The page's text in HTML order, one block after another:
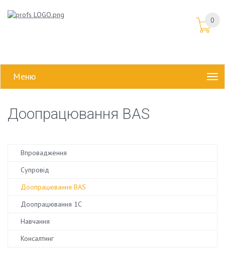
0
Меню
Доопрацювання BAS
Впровадження
Супровід
Доопрацювання BAS
Доопрацювання 1C
Навчання
Консалтинг